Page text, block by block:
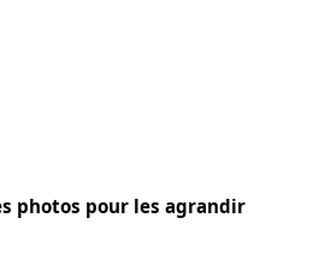
photos pour les agrandir